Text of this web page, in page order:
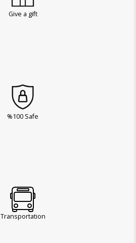
Give a gift
%100 Safe
Transportation